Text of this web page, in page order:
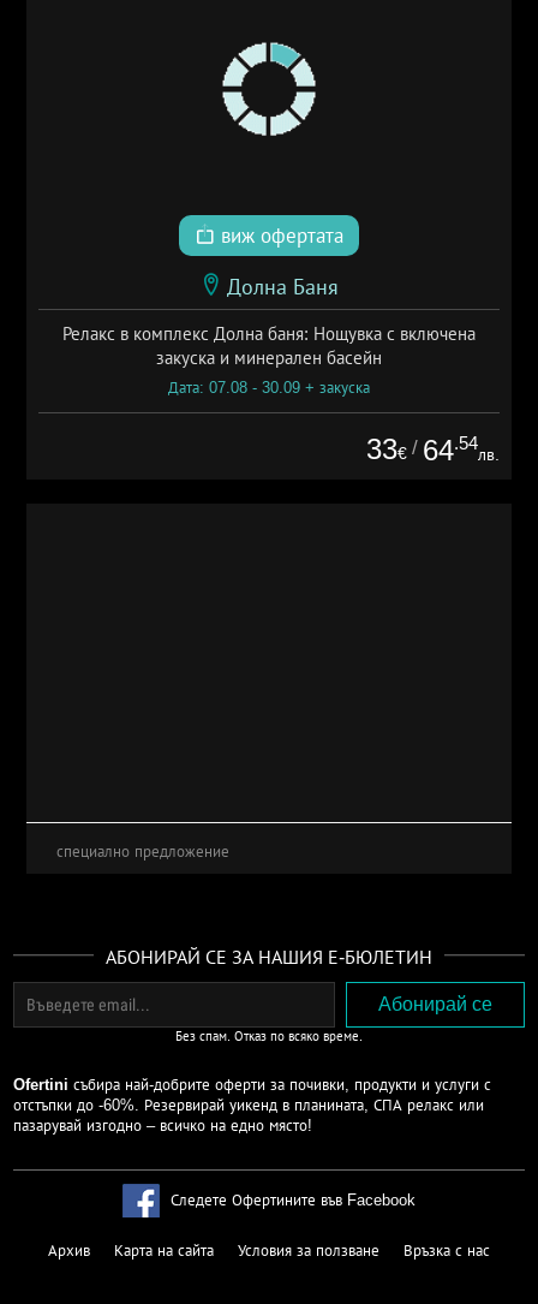
виж офертата
Долна Баня
Релакс в комплекс Долна баня: Нощувка с включена
закуска и минерален басейн
Дата: 07.08 - 30.09 + закуска
33€ / 64.54
лв.
специално предложение
АБОНИРАЙ СЕ ЗА НАШИЯ Е-БЮЛЕТИН
Без спам. Отказ по всяко време.
Ofertini събира най-добрите оферти за почивки, продукти и услуги с
отстъпки до -60%. Резервирай уикенд в планината, СПА релакс или
пазарувай изгодно – всичко на едно място!
Следете Офертините във Facebook
Архив Карта на сайта Условия за ползване Връзка с нас